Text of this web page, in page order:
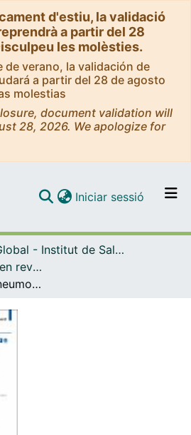
d'estiu, la validació
a partir del 28
les molèsties.
de verano, la validación de
a partir del 28 de agosto
molestias
document validation will
28, 2026. We apologize for
Navega per tot el DD
Iniciar sessió (current)
ISGlobal - Institut de Salut Global de Barcelona
Articles publicats en revistes (ISGlobal)
The first Global Pneumonia Forum: recommendations in the time of coronavirus